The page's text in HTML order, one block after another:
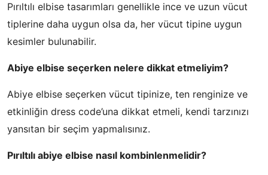
Pırıltılı elbise tasarımları genellikle ince ve uzun vücut
tiplerine daha uygun olsa da, her vücut tipine uygun
kesimler bulunabilir.
Abiye elbise seçerken nelere dikkat etmeliyim?
Abiye elbise seçerken vücut tipinize, ten renginize ve
etkinliğin dress code’una dikkat etmeli, kendi tarzınızı
yansıtan bir seçim yapmalısınız.
Pırıltılı abiye elbise nasıl kombinlenmelidir?